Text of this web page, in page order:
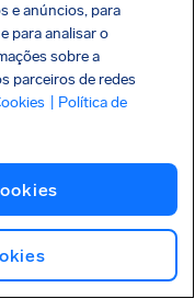
Oklahoma City
e anúncios, para
para analisar o
sobre a
parceiros de redes
| Política de